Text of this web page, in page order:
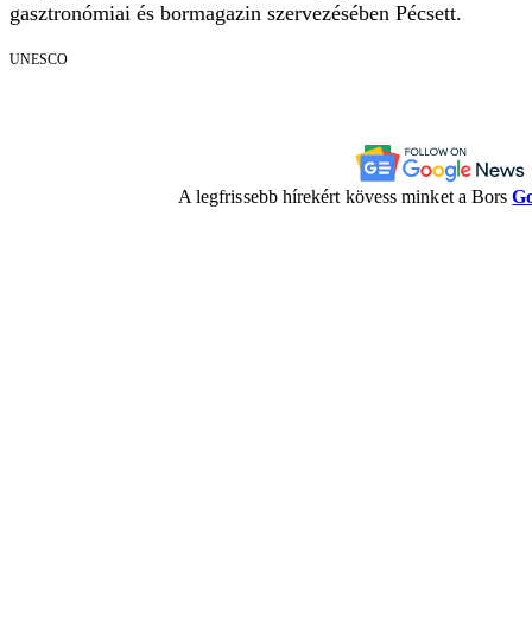
gasztronómiai és bormagazin szervezésében Pécsett.
UNESCO
A legfrissebb hírekért kövess minket a Bors